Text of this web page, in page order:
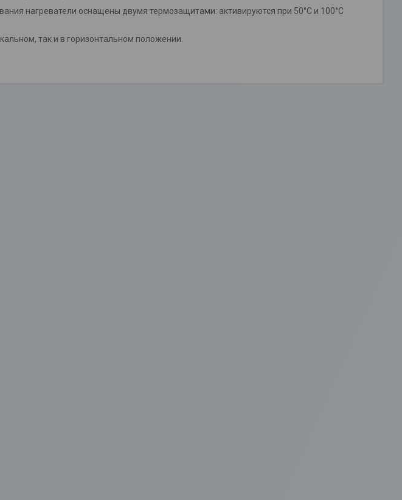
нагреватели оснащены двумя термозащитами: активируются при 50°С и 100°С
так и в горизонтальном положении.